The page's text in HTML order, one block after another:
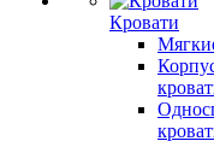
Кровати